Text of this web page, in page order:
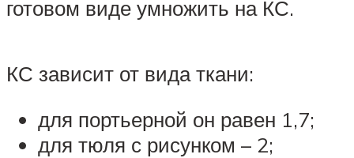
готовом виде умножить на КС.
КС зависит от вида ткани:
для портьерной он равен 1,7;
для тюля с рисунком – 2;